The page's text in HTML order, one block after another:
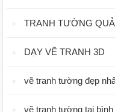
TRANH TƯỜNG
DẠY VẼ TRANH 3D
vẽ tranh tường đẹp
vẽ tranh tường tại